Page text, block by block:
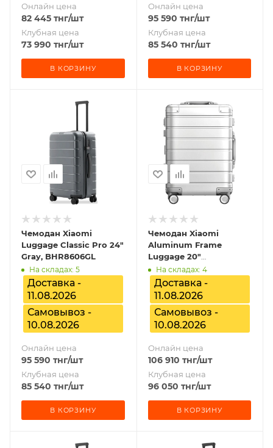
Онлайн цена
82 445 тнг/шт
Клубная цена
73 990 тнг/шт
В КОРЗИНУ
Онлайн цена
95 590 тнг/шт
Клубная цена
85 540 тнг/шт
В КОРЗИНУ
Чемодан Xiaomi
Luggage Classic Pro 24"
Gray, BHR8606GL
На складах: 5
Доставка -
11.08.2026
Самовывоз -
10.08.2026
Онлайн цена
95 590 тнг/шт
Клубная цена
85 540 тнг/шт
В КОРЗИНУ
Чемодан Xiaomi
Aluminum Frame
Luggage 20"
BHR8840GL
На складах: 4
Доставка -
11.08.2026
Самовывоз -
10.08.2026
Онлайн цена
106 910 тнг/шт
Клубная цена
96 050 тнг/шт
В КОРЗИНУ